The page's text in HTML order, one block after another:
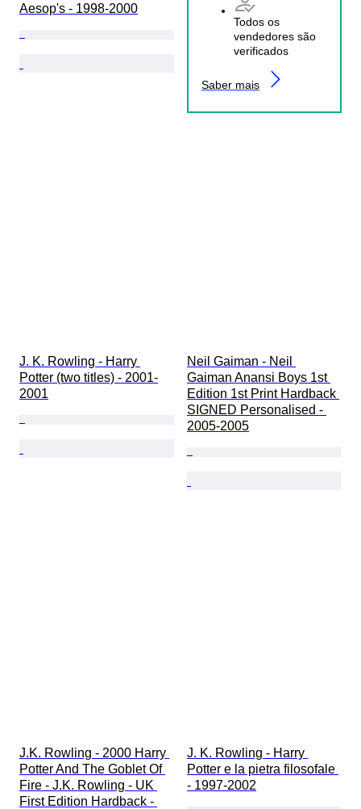
Todos os
vendedores são
verificados
Saber mais
Aesop's - 1998-2000
J. K. Rowling - Harry
Potter (two titles) - 2001-
2001
Neil Gaiman - Neil
Gaiman Anansi Boys 1st
Edition 1st Print Hardback
SIGNED Personalised -
2005-2005
J.K. Rowling - 2000 Harry
Potter And The Goblet Of
Fire - J.K. Rowling - UK
First Edition Hardback -
J. K. Rowling - Harry
Potter e la pietra filosofale
- 1997-2002